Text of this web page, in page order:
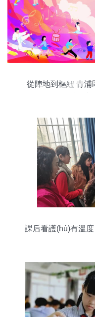
從陣地到樞紐 青浦
課后看護(hù)有溫